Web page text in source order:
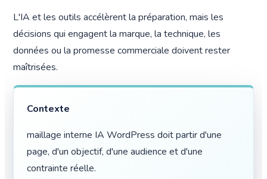
L'IA et les outils accélèrent la préparation, mais les
décisions qui engagent la marque, la technique, les
données ou la promesse commerciale doivent rester
maîtrisées.
Contexte
maillage interne IA WordPress doit partir d'une
page, d'un objectif, d'une audience et d'une
contrainte réelle.